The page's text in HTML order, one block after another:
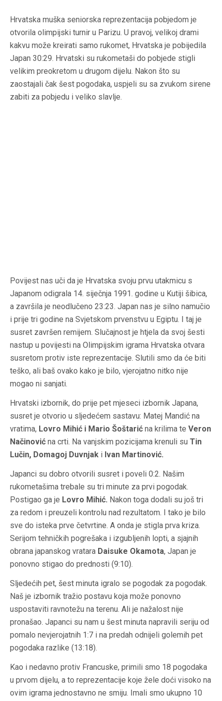
Hrvatska muška seniorska reprezentacija pobjedom je
otvorila olimpijski turnir u Parizu. U pravoj, velikoj drami
kakvu može kreirati samo rukomet, Hrvatska je pobijedila
Japan 30:29. Hrvatski su rukometaši do pobjede stigli
velikim preokretom u drugom dijelu. Nakon što su
zaostajali čak šest pogodaka, uspjeli su sa zvukom sirene
zabiti za pobjedu i veliko slavlje.
Povijest nas uči da je Hrvatska svoju prvu utakmicu s
Japanom odigrala 14. siječnja 1991. godine u Kutiji šibica,
a završila je neodlučeno 23:23. Japan nas je silno namučio
i prije tri godine na Svjetskom prvenstvu u Egiptu. I taj je
susret završen remijem. Slučajnost je htjela da svoj šesti
nastup u povijesti na Olimpijskim igrama Hrvatska otvara
susretom protiv iste reprezentacije. Slutili smo da će biti
teško, ali baš ovako kako je bilo, vjerojatno nitko nije
mogao ni sanjati.
Hrvatski izbornik, do prije pet mjeseci izbornik Japana,
susret je otvorio u sljedećem sastavu: Matej Mandić na
vratima, Lovro Mihić i Mario Šoštarić na krilima te Veron
Načinović na crti. Na vanjskim pozicijama krenuli su Tin
Lučin, Domagoj Duvnjak i Ivan Martinović.
Japanci su dobro otvorili susret i poveli 0:2. Našim
rukometašima trebale su tri minute za prvi pogodak.
Postigao ga je Lovro Mihić. Nakon toga dodali su još tri
za redom i preuzeli kontrolu nad rezultatom. I tako je bilo
sve do isteka prve četvrtine. A onda je stigla prva kriza.
Serijom tehničkih pogrešaka i izgubljenih lopti, a sjajnih
obrana japanskog vratara Daisuke Okamota, Japan je
ponovno stigao do prednosti (9:10).
Sljedećih pet, šest minuta igralo se pogodak za pogodak.
Naš je izbornik tražio postavu koja može ponovno
uspostaviti ravnotežu na terenu. Ali je nažalost nije
pronašao. Japanci su nam u šest minuta napravili seriju od
pomalo nevjerojatnih 1:7 i na predah odnijeli golemih pet
pogodaka razlike (13:18).
Kao i nedavno protiv Francuske, primili smo 18 pogodaka
u prvom dijelu, a to reprezentacije koje žele doći visoko na
ovim igrama jednostavno ne smiju. Imali smo ukupno 10